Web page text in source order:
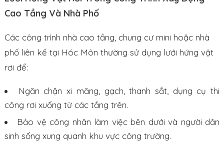
Cao Tầng Và Nhà Phố
Các công trình nhà cao tầng, chung cư mini hoặc nhà
phố liên kế tại Hóc Môn thường sử dụng lưới hứng vật
rơi để:
Ngăn chặn xi măng, gạch, thanh sắt, dụng cụ thi
công rơi xuống từ các tầng trên.
Bảo vệ công nhân làm việc bên dưới và người dân
sinh sống xung quanh khu vực công trường.